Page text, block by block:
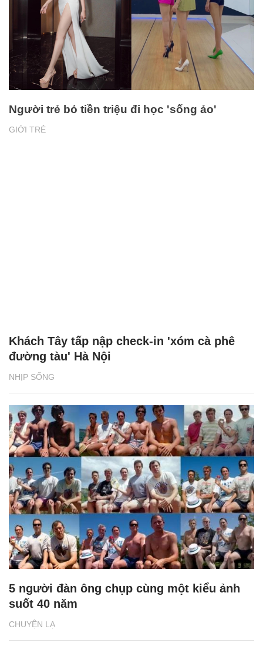
GIỚI TRẺ
Người trẻ bỏ tiền triệu đi học 'sống ảo'
NHỊP SỐNG
Khách Tây tấp nập check-in 'xóm cà phê
đường tàu' Hà Nội
CHUYỆN LẠ
5 người đàn ông chụp cùng một kiểu ảnh
suốt 40 năm